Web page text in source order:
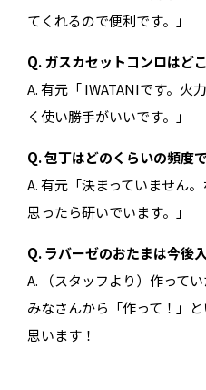
てくれるので便利です。」
Q. ガスカセットコンロはど
A. 有元「 IWATANIです。火
く使い勝手がいいです。」
Q. 包丁はどのくらいの頻度
A. 有元「決まっていません
思ったら研いでいます。」
Q.ラバーゼのおたまは今後
A. （スタッフより）作って
みなさんから「作って！」
思います！